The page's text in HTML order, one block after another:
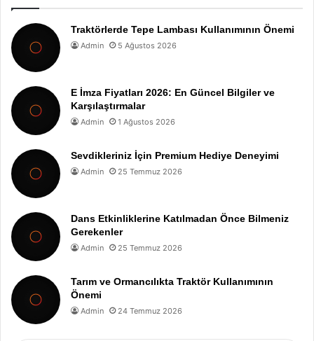
Traktörlerde Tepe Lambası Kullanımının Önemi
Admin 5 Ağustos 2026
E İmza Fiyatları 2026: En Güncel Bilgiler ve
Karşılaştırmalar
Admin 1 Ağustos 2026
Sevdikleriniz İçin Premium Hediye Deneyimi
Admin 25 Temmuz 2026
Dans Etkinliklerine Katılmadan Önce Bilmeniz
Gerekenler
Admin 25 Temmuz 2026
Tarım ve Ormancılıkta Traktör Kullanımının
Önemi
Admin 24 Temmuz 2026